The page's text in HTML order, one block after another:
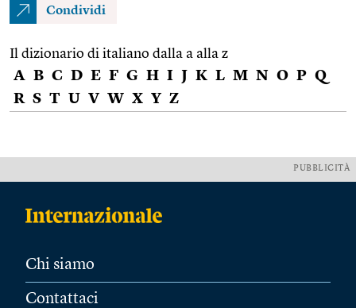
Condividi
Il dizionario di italiano dalla a alla z
A B C D E F G H I J K L M N O P Q
R S T U V W X Y Z
PUBBLICITÀ
Chi siamo
Contattaci